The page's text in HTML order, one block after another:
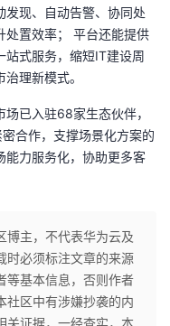
发现、自动告警、协同处
处置效率； 平台还能提供
站式服务，缩短IT建设周
理新模式。
场已入驻68家生态伙伴，
合作，支撑场景化方案的
能力服务化，协助更多客
博主，不代表华为云及
时必须标注文章的来源
等基本信息，否则作者
社区中有涉嫌抄袭的内